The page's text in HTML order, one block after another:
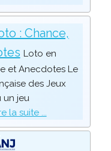
: Chance,
Loto en
et Anecdotes Le
des Jeux
un jeu
la suite ...